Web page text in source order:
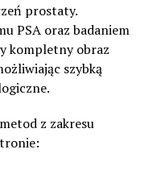
prostaty.
PSA oraz badaniem
kompletny obraz
szybką
z zakresu